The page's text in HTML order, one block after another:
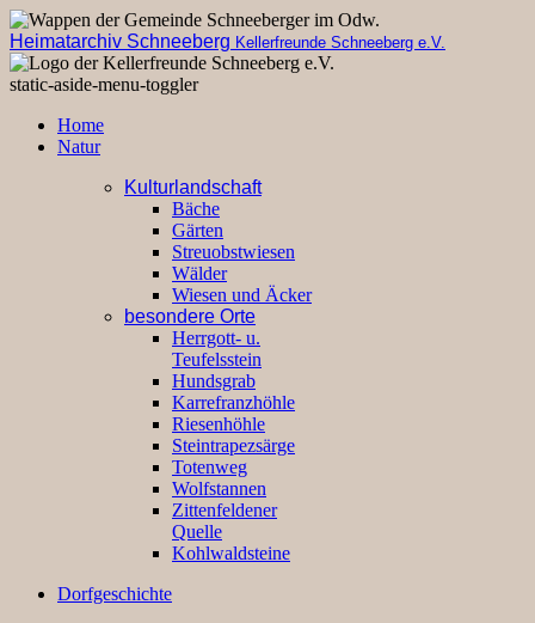
Heimatarchiv Schneeberg Kellerfreunde Schneeberg e.V.
static-aside-menu-toggler
Home
Natur
Kulturlandschaft
Bäche
Gärten
Streuobstwiesen
Wälder
Wiesen und Äcker
besondere Orte
Herrgott- u.
Teufelsstein
Hundsgrab
Karrefranzhöhle
Riesenhöhle
Steintrapezsärge
Totenweg
Wolfstannen
Zittenfeldener
Quelle
Kohlwaldsteine
Dorfgeschichte